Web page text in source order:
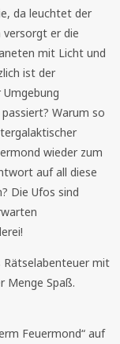
da leuchtet der
versorgt er die
mit Licht und
ist der
Warum so
wieder zum
auf all diese
Die Ufos sind
Rätselabenteuer mit
Menge Spaß.
Feuermond“ auf